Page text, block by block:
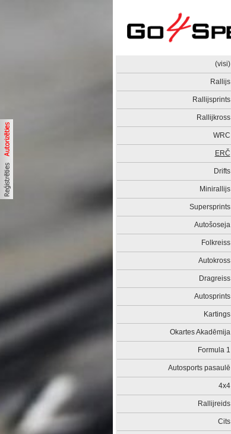
(visi)
Rallijs
Rallijsprints
Rallijkross
WRC
ERČ
Drifts
Minirallijs
Supersprints
Autošoseja
Folkreiss
Autokross
Dragreiss
Autosprints
Kartings
Okartes Akadēmija
Formula 1
Autosports pasaulē
4x4
Rallijreids
Cits